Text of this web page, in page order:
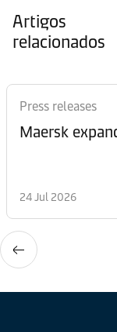
Artigos
relacionados
Press releases
Maersk
24 Jul 2026